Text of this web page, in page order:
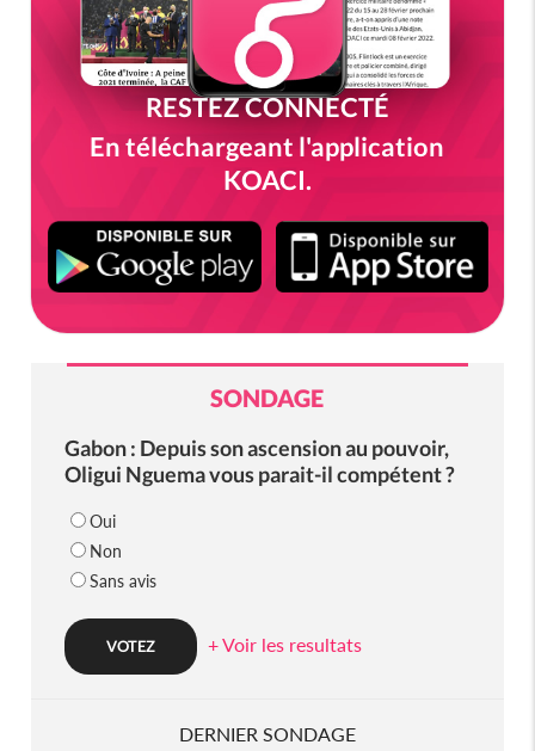
RESTEZ CONNECTÉ
En téléchargeant l'application
KOACI.
SONDAGE
Gabon : Depuis son ascension au pouvoir,
Oligui Nguema vous parait-il compétent ?
Oui
Non
Sans avis
+ Voir les resultats
DERNIER SONDAGE